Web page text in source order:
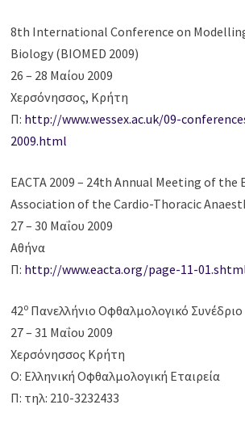
8th International Conference on
Biology (BIOMED 2009)
26 – 28 Μαίου 2009
Χερσόνησσος, Κρήτη
Π: http://www.wessex.ac.uk/09-
2009.html
EACTA 2009 – 24th Annual Meeting of the
Association of the Cardio-Thoracic
27 – 30 Μαΐου 2009
Αθήνα
Π: http://www.eacta.org/page-11-
42ο Πανελλήνιο Οφθαλμολογικό Συνέδριο
27 – 31 Μαΐου 2009
Χερσόνησσος Κρήτη
Ο: Ελληνική Οφθαλμολογική Εταιρεία
Π: τηλ: 210-3232433